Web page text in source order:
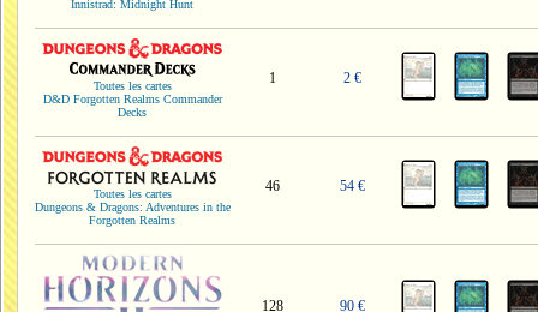
Innistrad: Midnight Hunt
Toutes les cartes
D&D Forgotten Realms Commander
Decks
1 2 €
Toutes les cartes
Dungeons & Dragons: Adventures in the
Forgotten Realms
46 54 €
128 90 €